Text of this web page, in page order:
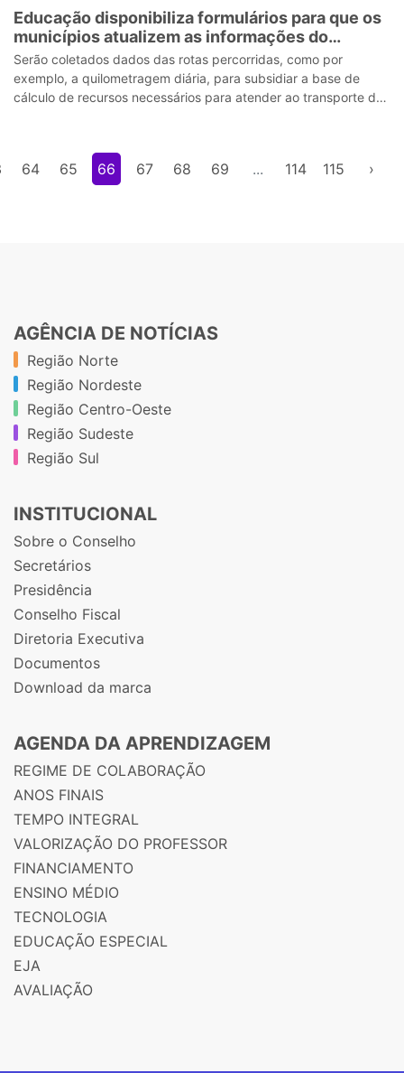
Educação disponibiliza formulários para que os
municípios atualizem as informações do
Programa Estadual de Transporte Escolar
Serão coletados dados das rotas percorridas, como por
exemplo, a quilometragem diária, para subsidiar a base de
cálculo de recursos necessários para atender ao transporte da
64 65 66 67 68 69 ... 114 115 ›
AGÊNCIA DE NOTÍCIAS
Região Norte
Região Nordeste
Região Centro-Oeste
Região Sudeste
Região Sul
INSTITUCIONAL
Sobre o Conselho
Secretários
Presidência
Conselho Fiscal
Diretoria Executiva
Documentos
Download da marca
AGENDA DA APRENDIZAGEM
REGIME DE COLABORAÇÃO
ANOS FINAIS
TEMPO INTEGRAL
VALORIZAÇÃO DO PROFESSOR
FINANCIAMENTO
ENSINO MÉDIO
TECNOLOGIA
EDUCAÇÃO ESPECIAL
EJA
AVALIAÇÃO